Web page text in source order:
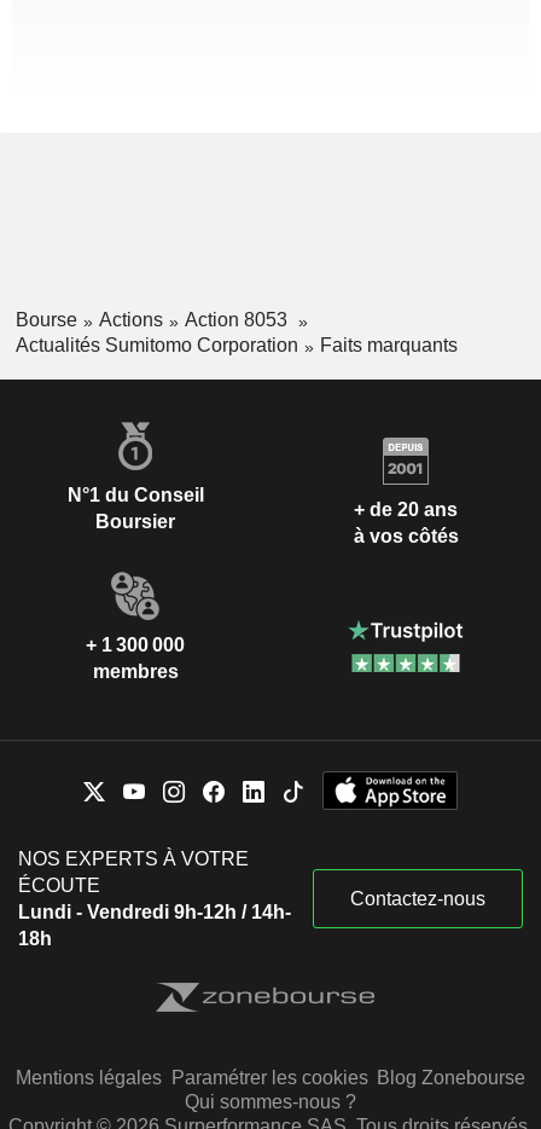
Bourse Actions
Action 8053
Actualités Sumitomo Corporation
Faits marquants
N°1 du Conseil
Boursier
+ de 20 ans
à vos côtés
+ 1 300 000
membres
NOS EXPERTS À VOTRE
ÉCOUTE
Lundi - Vendredi 9h-12h / 14h-
18h
Contactez-nous
Mentions légales Paramétrer les cookies Blog Zonebourse
Qui sommes-nous ?